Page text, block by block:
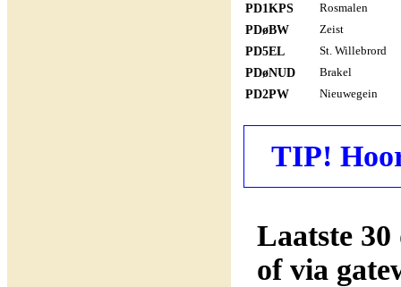
PD1KPS Rosmalen
PDøBW Zeist
PD5EL St. Willebrord
PDøNUD Brakel
PD2PW Nieuwegein
TIP!
Laatste
of via